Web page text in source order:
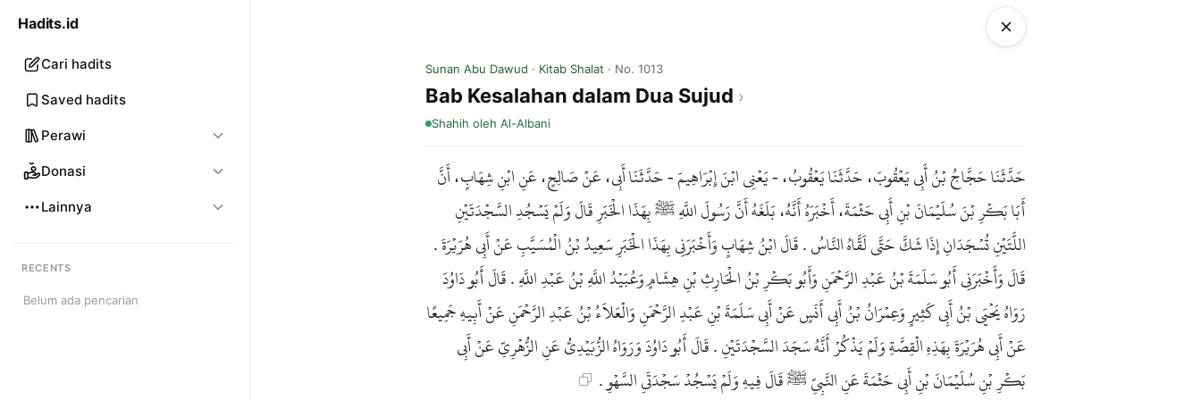
Hadits.id
Cari hadits
Saved hadits
Perawi
Donasi
Lainnya
RECENTS
Belum ada pencarian
Sunan Abu Dawud · Kitab Shalat · No. 1013
Bab Kesalahan dalam Dua Sujud
Shahih oleh Al-Albani
حَدَّثَنَا حَجَّاجُ بْنُ أَبِي يَعْقُوبَ، حَدَّثَنَا يَعْقُوبُ، - يَعْنِي ابْنَ إِبْرَاهِيمَ - حَدَّثَنَا أَبِي، عَنْ صَالِحٍ، عَنِ ابْنِ شِهَابٍ، أَنَّ
أَبَا بَكْرِ بْنَ سُلَيْمَانَ بْنِ أَبِي حَثْمَةَ، أَخْبَرَهُ أَنَّهُ، بَلَغَهُ أَنَّ رَسُولَ اللَّهِ ﷺ بِهَذَا الْخَبَرِ قَالَ وَلَمْ يَسْجُدِ السَّجْدَتَيْنِ
اللَّتَيْنِ تُسْجَدَانِ إِذَا شَكَّ حَتَّى لَقَّاهُ النَّاسُ . قَالَ ابْنُ شِهَابٍ وَأَخْبَرَنِي بِهَذَا الْخَبَرِ سَعِيدُ بْنُ الْمُسَيَّبِ عَنْ أَبِي هُرَيْرَةَ .
قَالَ وَأَخْبَرَنِي أَبُو سَلَمَةَ بْنُ عَبْدِ الرَّحْمَنِ وَأَبُو بَكْرِ بْنُ الْحَارِثِ بْنِ هِشَامٍ وَعُبَيْدُ اللَّهِ بْنُ عَبْدِ اللَّهِ . قَالَ أَبُو دَاوُدَ
رَوَاهُ يَحْيَى بْنُ أَبِي كَثِيرٍ وَعِمْرَانُ بْنُ أَبِي أَنَسٍ عَنْ أَبِي سَلَمَةَ بْنِ عَبْدِ الرَّحْمَنِ وَالْعَلاَءُ بْنُ عَبْدِ الرَّحْمَنِ عَنْ أَبِيهِ جَمِيعًا
عَنْ أَبِي هُرَيْرَةَ بِهَذِهِ الْقِصَّةِ وَلَمْ يَذْكُرْ أَنَّهُ سَجَدَ السَّجْدَتَيْنِ . قَالَ أَبُو دَاوُدَ وَرَوَاهُ الزُّبَيْدِيُّ عَنِ الزُّهْرِيِّ عَنْ أَبِي
بَكْرِ بْنِ سُلَيْمَانَ بْنِ أَبِي حَثْمَةَ عَنِ النَّبِيِّ ﷺ قَالَ فِيهِ وَلَمْ يَسْجُدْ سَجْدَتَىِ السَّهْوِ .